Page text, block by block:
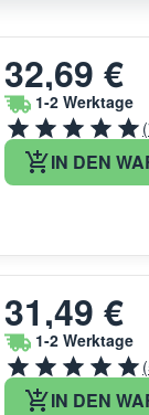
32,69 €
1-2 Werktage
IN DEN
31,49 €
1-2 Werktage
IN DEN